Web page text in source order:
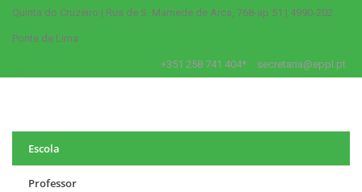
Quinta do Cruzeiro | Rua de S. Mamede de Arca, 768-ap 51 | 4990-202
Ponte de Lima
+351 258 741 404* secretaria@eppl.pt
Escola
Professor